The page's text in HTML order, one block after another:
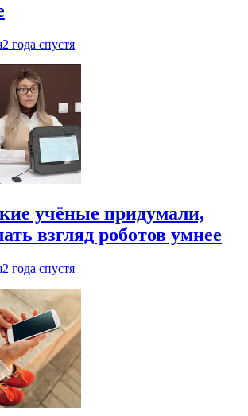
2 года спустя
учёные придумали,
взгляд роботов умнее
2 года спустя